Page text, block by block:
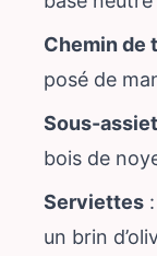
Chemin de
posé de
Sous-
bois de
Serviettes
un brin